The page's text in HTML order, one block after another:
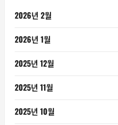
2026년 2월
2026년 1월
2025년 12월
2025년 11월
2025년 10월